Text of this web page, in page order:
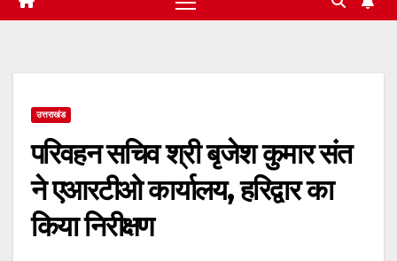
उत्तराखंड
परिवहन सचिव श्री बृजेश कुमार संत
ने एआरटीओ कार्यालय, हरिद्वार का
किया निरीक्षण